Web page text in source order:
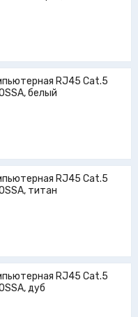
RJ45 Cat.5
белый
RJ45 Cat.5
титан
RJ45 Cat.5
дуб